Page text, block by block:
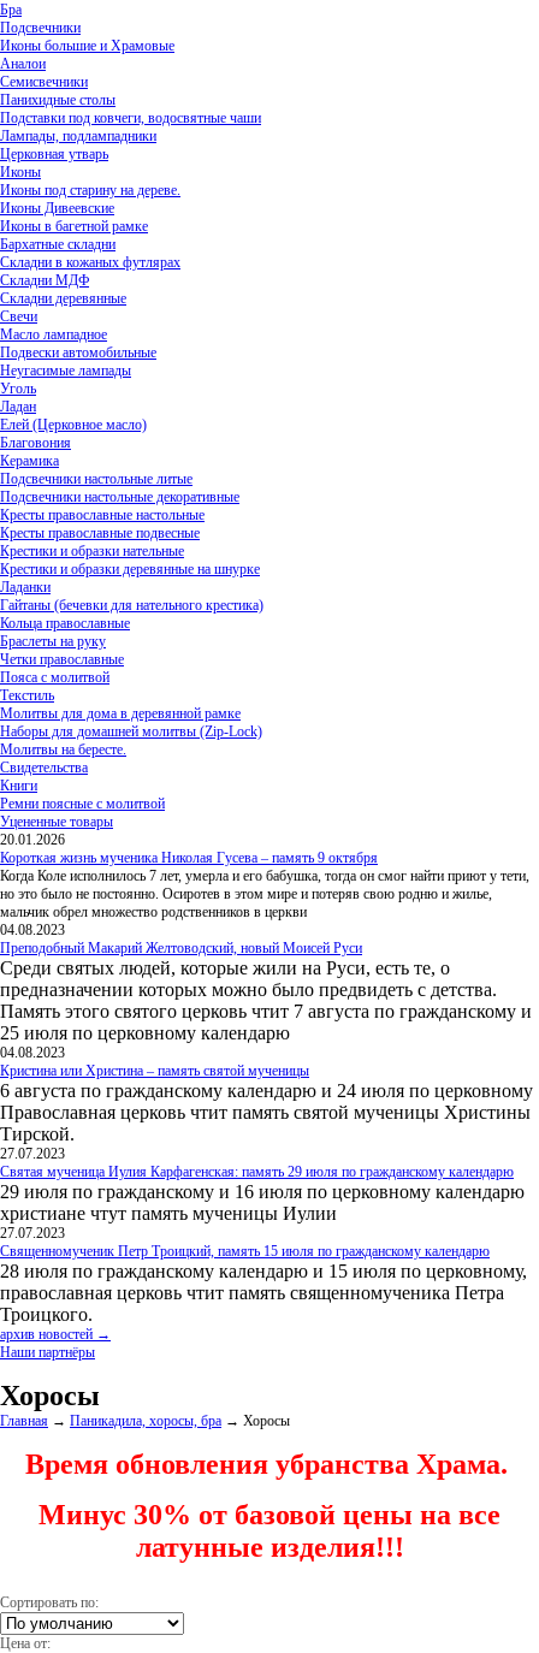
Бра
Подсвечники
Иконы большие и Храмовые
Аналои
Семисвечники
Панихидные столы
Подставки под ковчеги, водосвятные чаши
Лампады, подлампадники
Церковная утварь
Иконы
Иконы под старину на дереве.
Иконы Дивеевские
Иконы в багетной рамке
Бархатные складни
Складни в кожаных футлярах
Складни МДФ
Складни деревянные
Свечи
Масло лампадное
Подвески автомобильные
Неугасимые лампады
Уголь
Ладан
Елей (Церковное масло)
Благовония
Керамика
Подсвечники настольные литые
Подсвечники настольные декоративные
Кресты православные настольные
Кресты православные подвесные
Крестики и образки нательные
Крестики и образки деревянные на шнурке
Ладанки
Гайтаны (бечевки для нательного крестика)
Кольца православные
Браслеты на руку
Четки православные
Пояса с молитвой
Текстиль
Молитвы для дома в деревянной рамке
Наборы для домашней молитвы (Zip-Lock)
Молитвы на бересте.
Свидетельства
Книги
Ремни поясные с молитвой
Уцененные товары
20.01.2026
Короткая жизнь мученика Николая Гусева – память 9 октября
Когда Коле исполнилось 7 лет, умерла и его бабушка, тогда он смог найти приют у тети,
но это было не постоянно. Осиротев в этом мире и потеряв свою родню и жилье,
мальчик обрел множество родственников в церкви
04.08.2023
Преподобный Макарий Желтоводский, новый Моисей Руси
Среди святых людей, которые жили на Руси, есть те, о
предназначении которых можно было предвидеть с детства.
Память этого святого церковь чтит 7 августа по гражданскому и
25 июля по церковному календарю
04.08.2023
Кристина или Христина – память святой мученицы
6 августа по гражданскому календарю и 24 июля по церковному
Православная церковь чтит память святой мученицы Христины
Тирской.
27.07.2023
Святая мученица Иулия Карфагенская: память 29 июля по гражданскому календарю
29 июля по гражданскому и 16 июля по церковному календарю
христиане чтут память мученицы Иулии
27.07.2023
Священномученик Петр Троицкий, память 15 июля по гражданскому календарю
28 июля по гражданскому календарю и 15 июля по церковному,
православная церковь чтит память священномученика Петра
Троицкого.
архив новостей →
Наши партнёры
Хоросы
Главная → Паникадила, хоросы, бра → Хоросы
Время обновления убранства Храма.
Минус 30% от базовой цены на все
латунные изделия!!!
Сортировать по:
Цена от: